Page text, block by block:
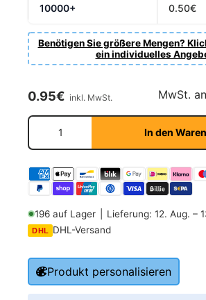
10000+ 0.50€
Benötigen Sie größere Mengen?
ein individuelles
Normaler Preis
0.95€ inkl. MwSt. MwSt.
Anzahl
In den
196 auf Lager Lieferung: 12. Aug. –
DHL DHL-Versand
Produkt personalisieren